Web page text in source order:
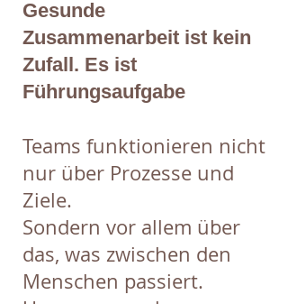
Gesunde
Zusammenarbeit ist kein
Zufall. Es ist
Führungsaufgabe
Teams funktionieren nicht
nur über Prozesse und
Ziele.
Sondern vor allem über
das, was zwischen den
Menschen passiert.